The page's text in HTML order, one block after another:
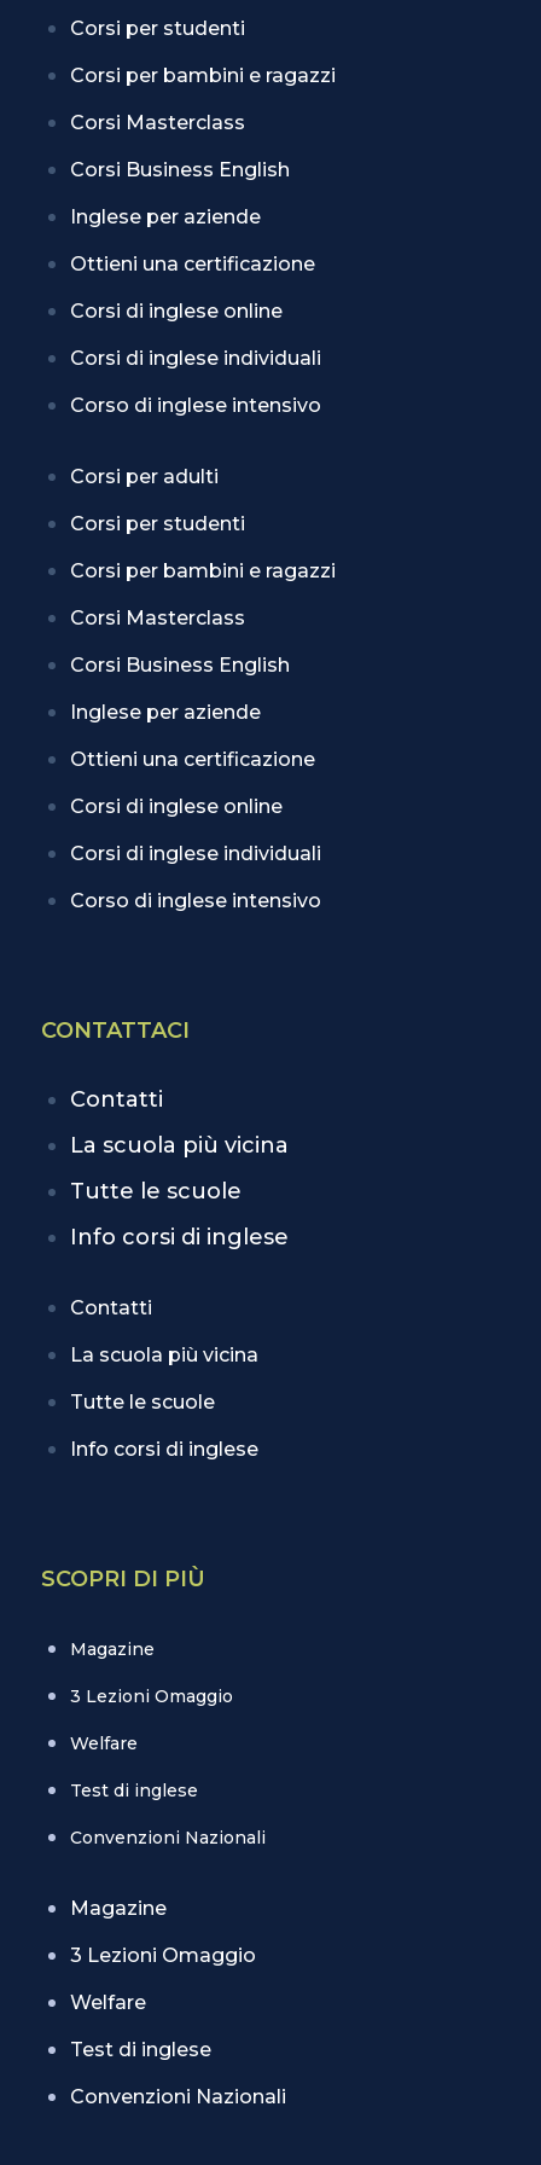
Corsi per studenti
Corsi per bambini e ragazzi
Corsi Masterclass
Corsi Business English
Inglese per aziende
Ottieni una certificazione
Corsi di inglese online
Corsi di inglese individuali
Corso di inglese intensivo
Corsi per adulti
Corsi per studenti
Corsi per bambini e ragazzi
Corsi Masterclass
Corsi Business English
Inglese per aziende
Ottieni una certificazione
Corsi di inglese online
Corsi di inglese individuali
Corso di inglese intensivo
CONTATTACI
Contatti
La scuola più vicina
Tutte le scuole
Info corsi di inglese
Contatti
La scuola più vicina
Tutte le scuole
Info corsi di inglese
SCOPRI DI PIÙ
Magazine
3 Lezioni Omaggio
Welfare
Test di inglese
Convenzioni Nazionali
Magazine
3 Lezioni Omaggio
Welfare
Test di inglese
Convenzioni Nazionali